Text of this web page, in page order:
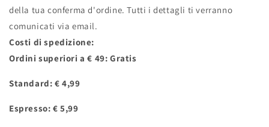
della tua conferma d'ordine. Tutti i dettagli ti verranno
comunicati via email.
Costi di spedizione:
Ordini superiori a € 49: Gratis
Standard: € 4,99
Espresso: € 5,99